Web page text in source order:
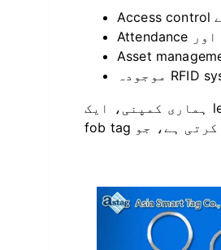
ہماری کمپنی، ایک leading RFID tag supplier کے طور پر، مختلف application needs کو پورا کرنے کے لیے RFID key